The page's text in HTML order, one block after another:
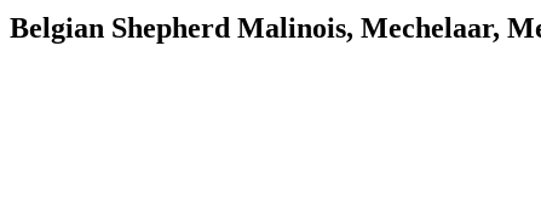
Belgian Shepherd Malinois, Mechelaar,